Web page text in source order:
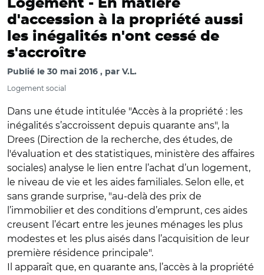
Logement - En matière
d'accession à la propriété aussi
les inégalités n'ont cessé de
s'accroître
Publié le 30 mai 2016 par V.L.
Logement social
Dans une étude intitulée "Accès à la propriété : les
inégalités s’accroissent depuis quarante ans", la
Drees (Direction de la recherche, des études, de
l'évaluation et des statistiques, ministère des affaires
sociales) analyse le lien entre l’achat d’un logement,
le niveau de vie et les aides familiales. Selon elle, et
sans grande surprise, "au-delà des prix de
l’immobilier et des conditions d’emprunt, ces aides
creusent l’écart entre les jeunes ménages les plus
modestes et les plus aisés dans l’acquisition de leur
première résidence principale".
Il apparaît que, en quarante ans, l’accès à la propriété